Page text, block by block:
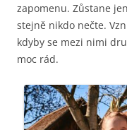
zapomenu. Zůstane
stejně nikdo nečte.
kdyby se mezi nimi
moc rád.